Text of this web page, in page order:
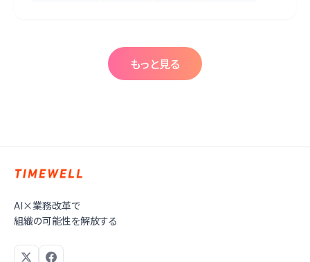
もっと見る
AI×業務改革で
組織の可能性を解放する